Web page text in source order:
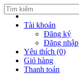
Tài khoản
Đăng ký
Đăng nhập
Yêu thích (0)
Giỏ hàng
Thanh toán